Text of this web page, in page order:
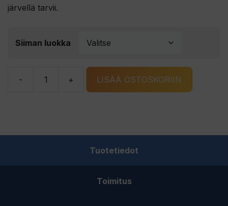
järvellä tarvii.
Siiman luokka
-
Vision
+ LISÄÄ OSTOSKORIIN
Tuotetiedot
Toimitus